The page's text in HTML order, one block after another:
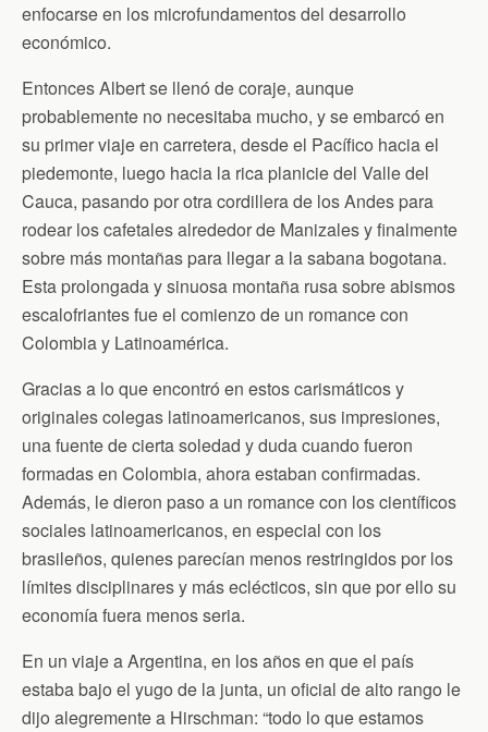
enfocarse en los microfundamentos del desarrollo
económico.
Entonces Albert se llenó de coraje, aunque
probablemente no necesitaba mucho, y se embarcó en
su primer viaje en carretera, desde el Pacífico hacia el
piedemonte, luego hacia la rica planicie del Valle del
Cauca, pasando por otra cordillera de los Andes para
rodear los cafetales alrededor de Manizales y finalmente
sobre más montañas para llegar a la sabana bogotana.
Esta prolongada y sinuosa montaña rusa sobre abismos
escalofriantes fue el comienzo de un romance con
Colombia y Latinoamérica.
Gracias a lo que encontró en estos carismáticos y
originales colegas latinoamericanos, sus impresiones,
una fuente de cierta soledad y duda cuando fueron
formadas en Colombia, ahora estaban confirmadas.
Además, le dieron paso a un romance con los científicos
sociales latinoamericanos, en especial con los
brasileños, quienes parecían menos restringidos por los
límites disciplinares y más eclécticos, sin que por ello su
economía fuera menos seria.
En un viaje a Argentina, en los años en que el país
estaba bajo el yugo de la junta, un oficial de alto rango le
dijo alegremente a Hirschman: “todo lo que estamos